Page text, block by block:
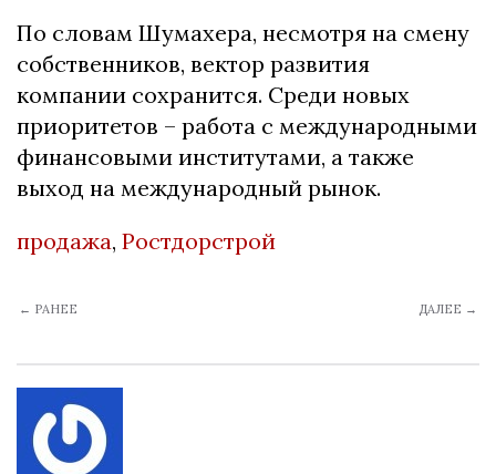
По словам Шумахера, несмотря на смену
собственников, вектор развития
компании сохранится. Среди новых
приоритетов – работа с международными
финансовыми институтами, а также
выход на международный рынок.
продажа, Ростдорстрой
← РАНЕЕ ДАЛЕЕ →